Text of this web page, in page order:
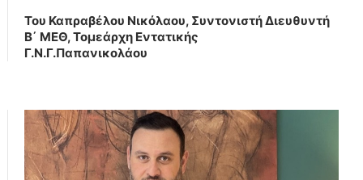
Του Καπραβέλου Νικόλαου, Συντονιστή Διευθυντή
Β΄ ΜΕΘ, Τομεάρχη Εντατικής
Γ.Ν.Γ.Παπανικολάου